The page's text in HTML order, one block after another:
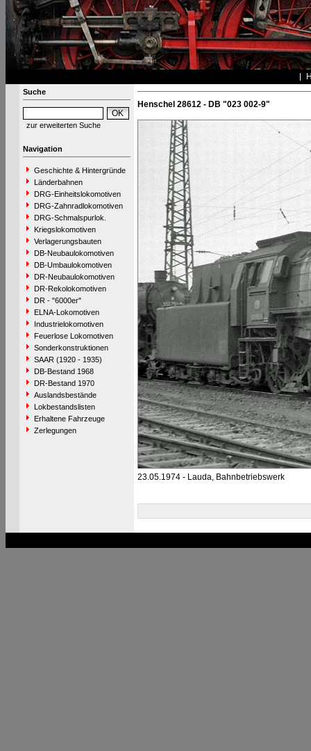
Suche
zur erweiterten Suche
Navigation
Geschichte & Hintergründe
Länderbahnen
DRG-Einheitslokomotiven
DRG-Zahnradlokomotiven
DRG-Schmalspurlok.
Kriegslokomotiven
Verlagerungsbauten
DB-Neubaulokomotiven
DB-Umbaulokomotiven
DR-Neubaulokomotiven
DR-Rekolokomotiven
DR - "6000er"
ELNA-Lokomotiven
Industrielokomotiven
Feuerlose Lokomotiven
Sonderkonstruktionen
SAAR (1920 - 1935)
DB-Bestand 1968
DR-Bestand 1970
Auslandsbestände
Lokbestandslisten
Erhaltene Fahrzeuge
Zerlegungen
Henschel 28612 - DB "023 002-9"
23.05.1974 - Lauda, Bahnbetriebswerk